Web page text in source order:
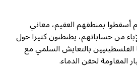
أسقطوا بمنطقهم العقيم، معاني
من حساباتهم، يطنطنون كثيرا حول
الفلسطينيين بالتعايش السلمي مع
المقاومة لحقن الدماء.